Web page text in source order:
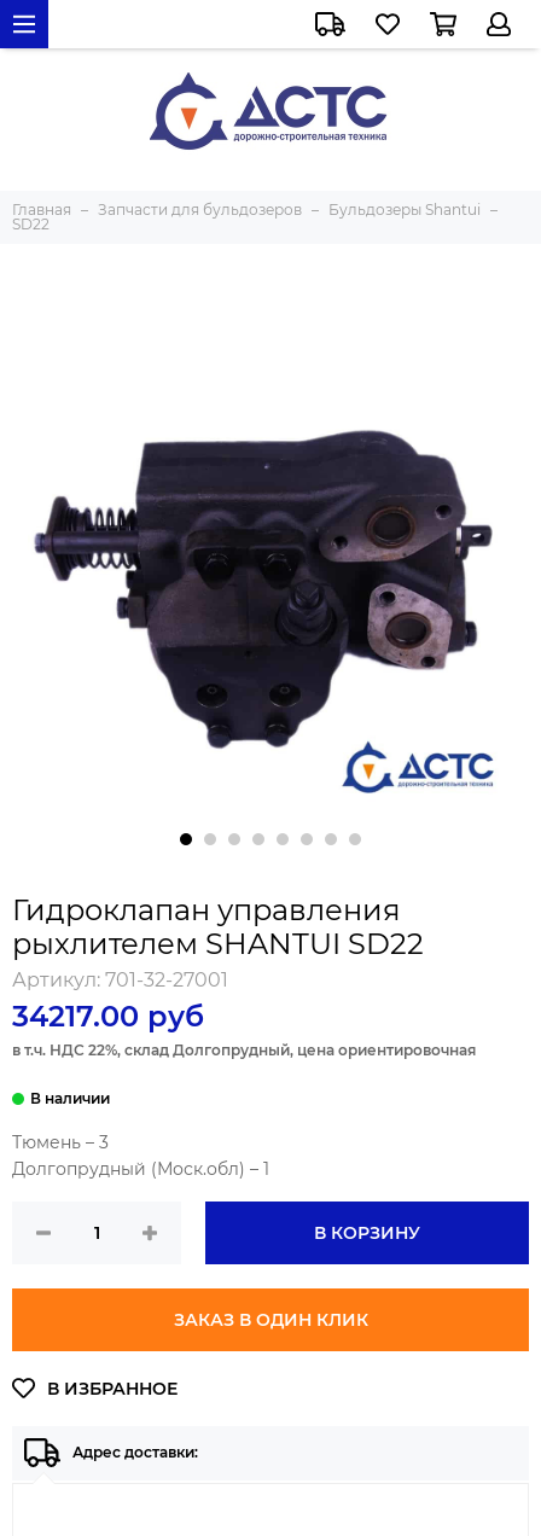
Главная Запчасти для бульдозеров
Бульдозеры Shantui
SD22
Гидроклапан управления
рыхлителем SHANTUI SD22
Артикул: 701-32-27001
34217.00 руб
в т.ч. НДС 22%, склад Долгопрудный, цена ориентировочная
Тюмень – 3
Долгопрудный (Моск.обл) – 1
В КОРЗИНУ
ЗАКАЗ В ОДИН КЛИК
Адрес доставки: